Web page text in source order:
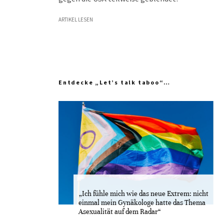
ARTIKEL LESEN
Entdecke „Let’s talk taboo“…
„Ich fühle mich wie das neue Extrem: nicht
einmal mein Gynäkologe hatte das Thema
Asexualität auf dem Radar“